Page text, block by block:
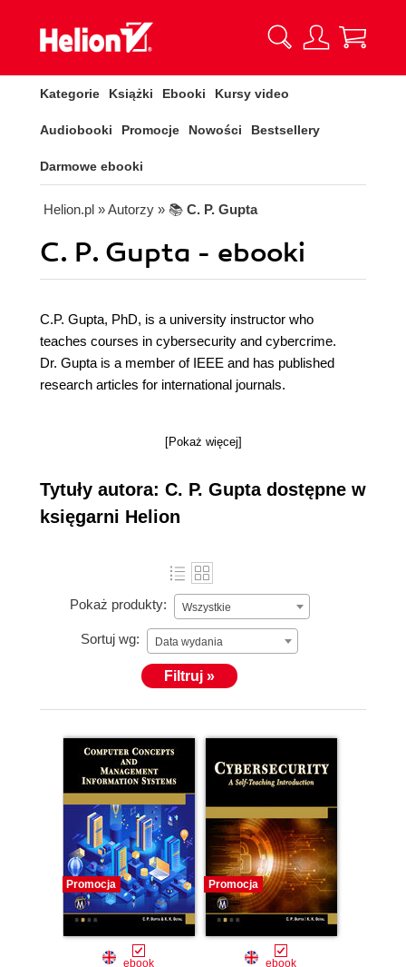
Kategorie Książki Ebooki Kursy video
Audiobooki Promocje Nowości Bestsellery
Darmowe ebooki
Helion.pl » Autorzy » 📚 C. P. Gupta
C. P. Gupta - ebooki
C.P. Gupta, PhD, is a university instructor who
teaches courses in cybersecurity and cybercrime.
Dr. Gupta is a member of IEEE and has published
research articles for international journals.
[Pokaż więcej]
Tytuły autora: C. P. Gupta dostępne w
księgarni Helion
Pokaż produkty: Wszystkie
Sortuj wg: Data wydania
Filtruj »
Promocja
ebook
Promocja
ebook